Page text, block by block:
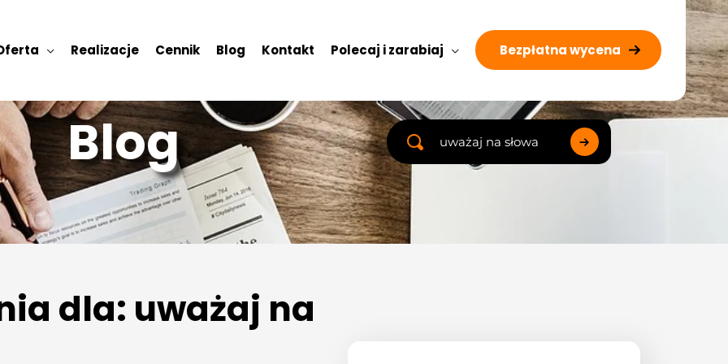
Realizacje Cennik Blog Kontakt Polecaj i zarabiaj Bezpłatna wycena
Blog
Search
...
dla: uważaj na